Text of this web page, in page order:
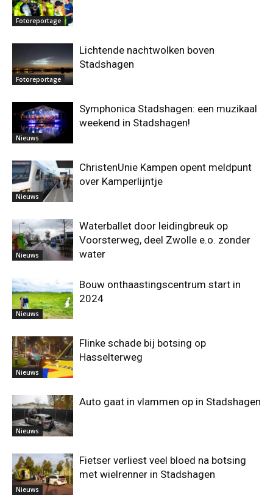
Fotoreportage
Fotoreportage
Lichtende nachtwolken boven
Stadshagen
Nieuws
Symphonica Stadshagen: een muzikaal
weekend in Stadshagen!
Nieuws
ChristenUnie Kampen opent meldpunt
over Kamperlijntje
Nieuws
Waterballet door leidingbreuk op
Voorsterweg, deel Zwolle e.o. zonder
water
Nieuws
Bouw onthaastingscentrum start in
2024
Nieuws
Flinke schade bij botsing op
Hasselterweg
Nieuws
Auto gaat in vlammen op in Stadshagen
Nieuws
Fietser verliest veel bloed na botsing
met wielrenner in Stadshagen